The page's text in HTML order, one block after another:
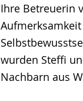
Ihre Betreuerin
wurden Steffi
Nachbarn aus